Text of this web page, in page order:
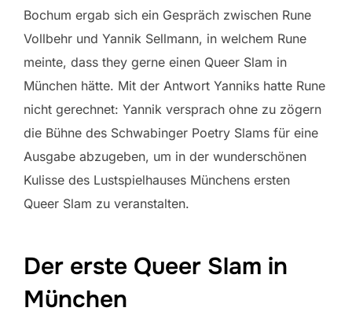
Bochum ergab sich ein Gespräch zwischen Rune
Vollbehr und Yannik Sellmann, in welchem Rune
meinte, dass they gerne einen Queer Slam in
München hätte. Mit der Antwort Yanniks hatte Rune
nicht gerechnet: Yannik versprach ohne zu zögern
die Bühne des Schwabinger Poetry Slams für eine
Ausgabe abzugeben, um in der wunderschönen
Kulisse des Lustspielhauses Münchens ersten
Queer Slam zu veranstalten.
Der erste Queer Slam in
München